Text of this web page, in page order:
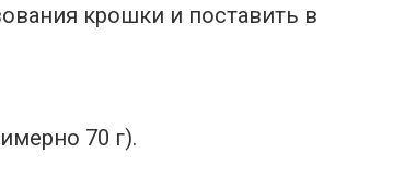
крошки и поставить в
70 г).